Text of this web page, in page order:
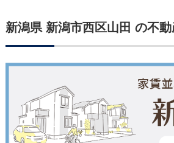
新潟県 新潟市西区山田 の不